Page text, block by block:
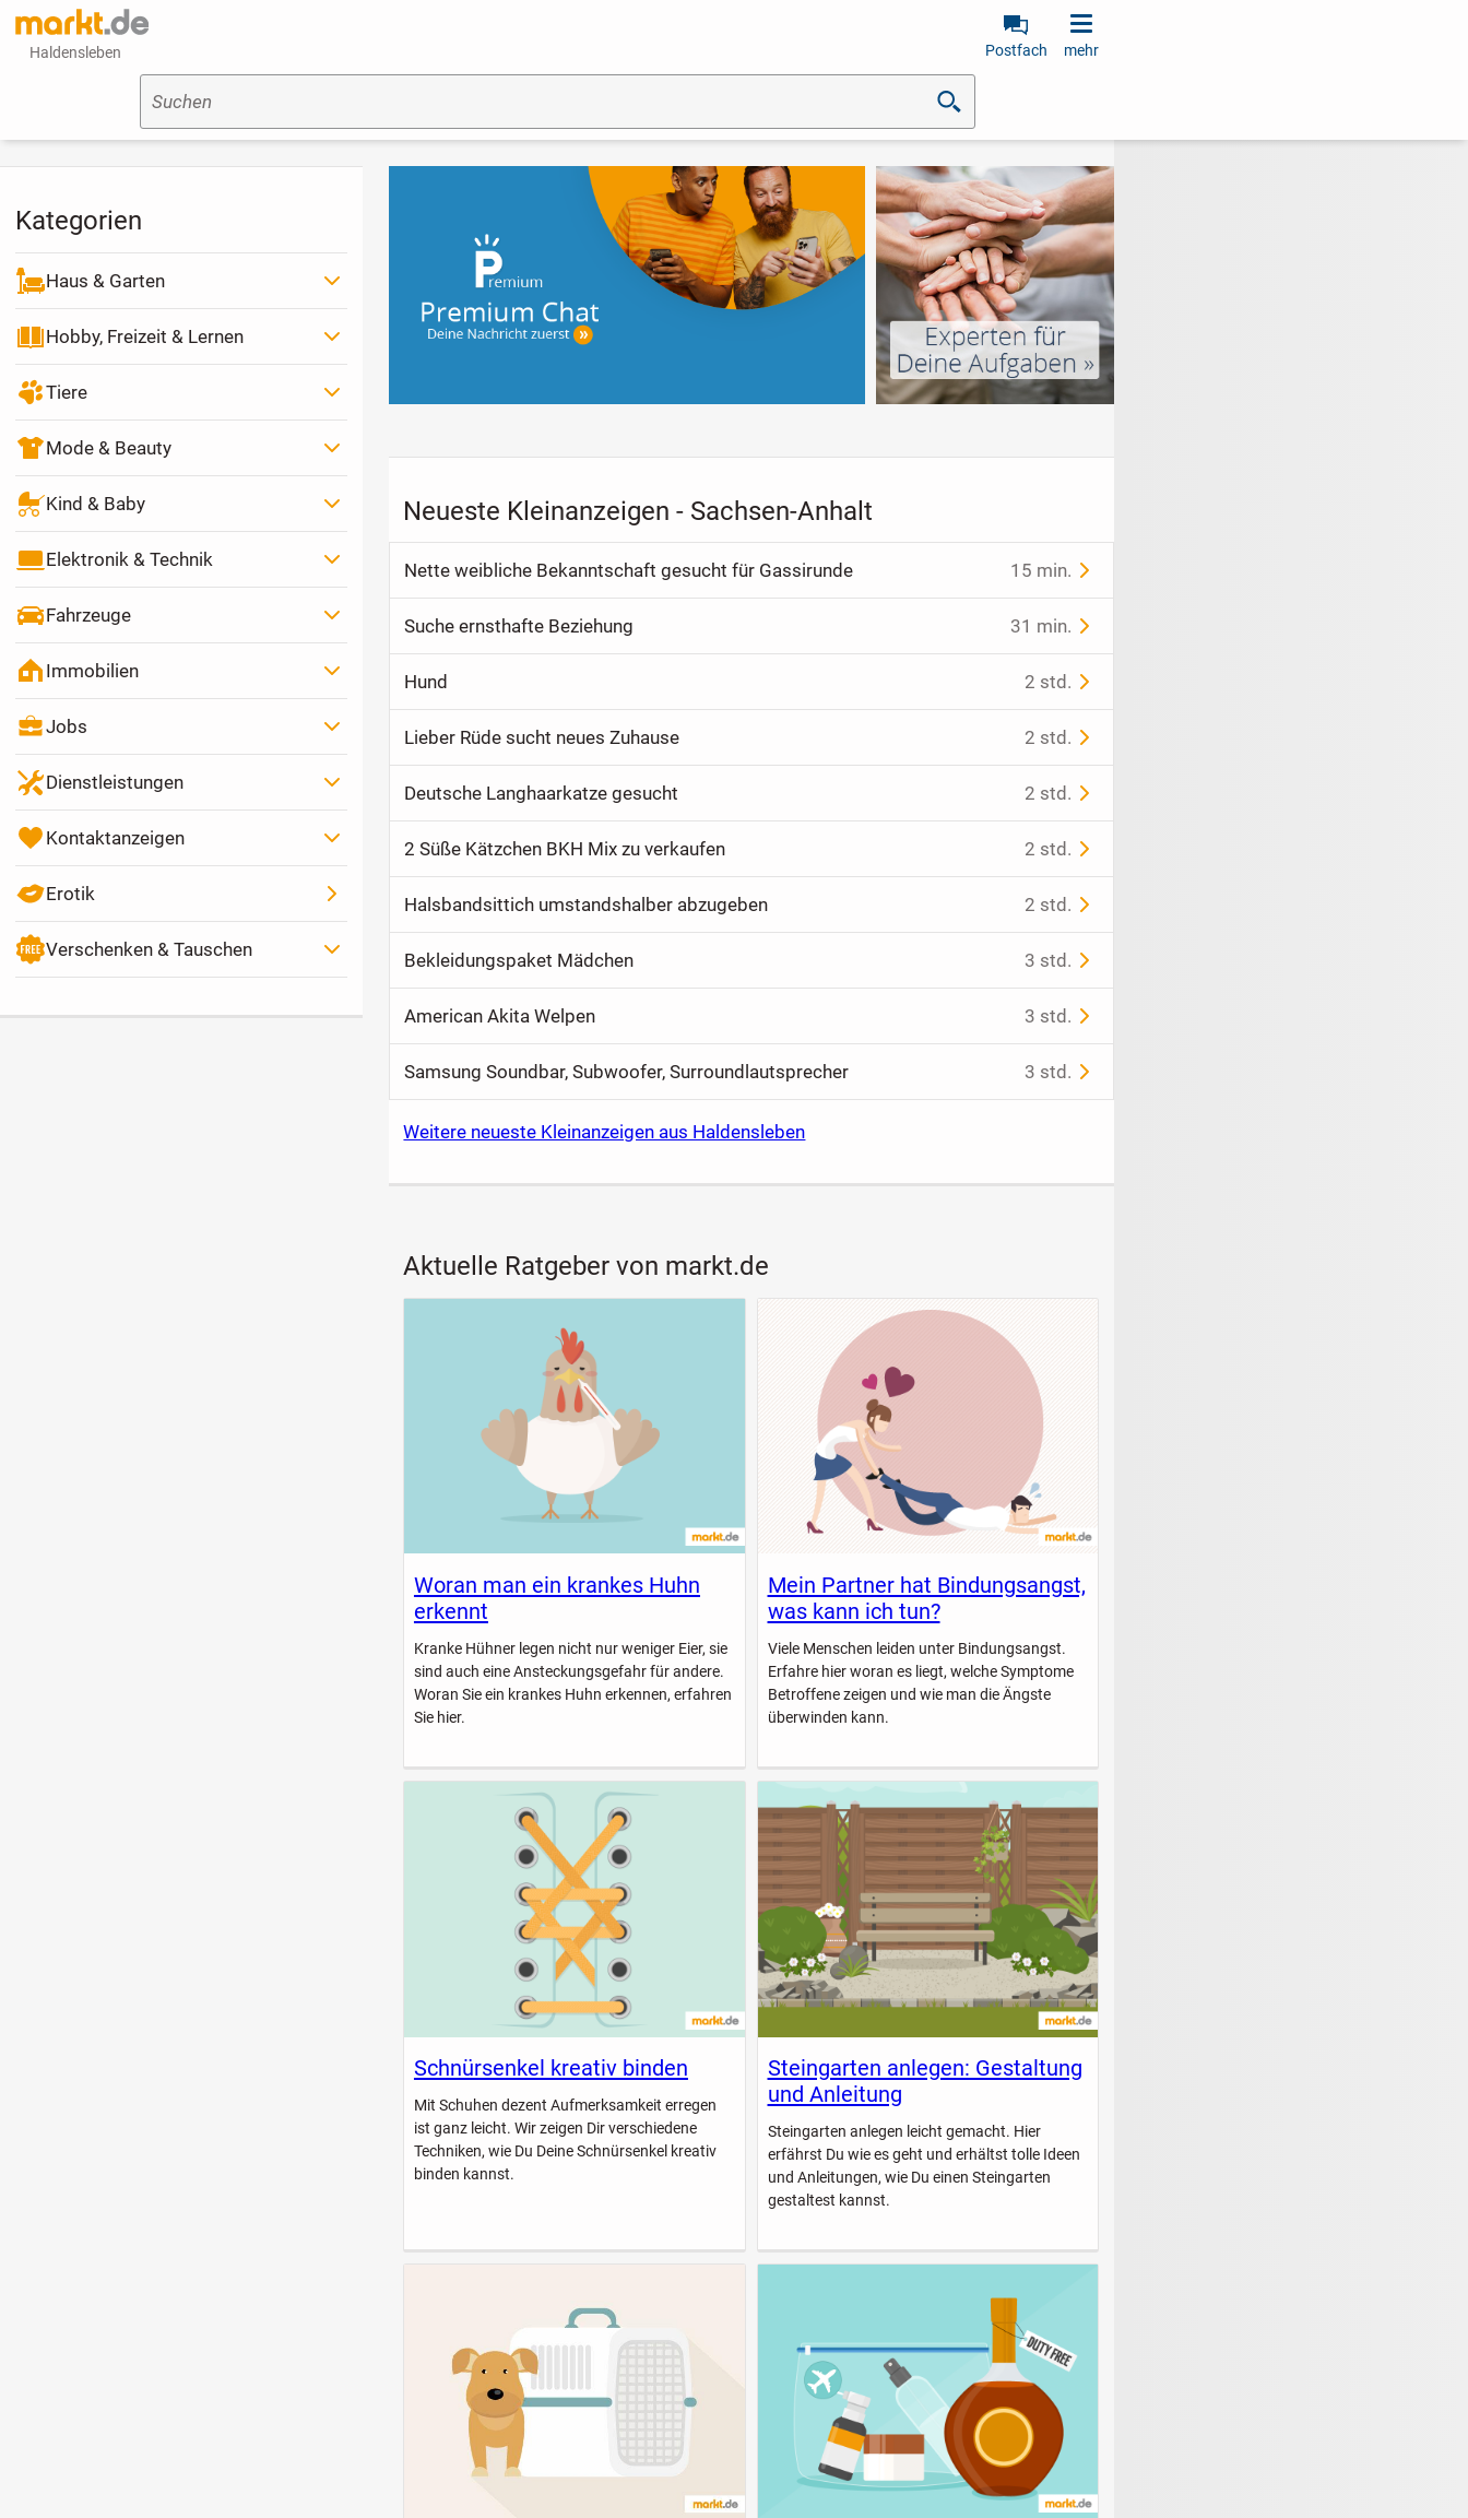
Haldensleben Postfach mehr
Suchen
Kategorien
Haus & Garten
Hobby, Freizeit & Lernen
Tiere
Mode & Beauty
Kind & Baby
Elektronik & Technik
Fahrzeuge
Immobilien
Jobs
Dienstleistungen
Kontaktanzeigen
Erotik
Verschenken & Tauschen
Neueste Kleinanzeigen - Sachsen-Anhalt
Nette weibliche Bekanntschaft gesucht für Gassirunde 15 min.
Suche ernsthafte Beziehung 31 min.
Hund 2 std.
Lieber Rüde sucht neues Zuhause 2 std.
Deutsche Langhaarkatze gesucht 2 std.
2 Süße Kätzchen BKH Mix zu verkaufen 2 std.
Halsbandsittich umstandshalber abzugeben 2 std.
Bekleidungspaket Mädchen 3 std.
American Akita Welpen 3 std.
Samsung Soundbar, Subwoofer, Surroundlautsprecher 3 std.
Weitere neueste Kleinanzeigen aus Haldensleben
Aktuelle Ratgeber von markt.de
Woran man ein krankes Huhn
erkennt
Kranke Hühner legen nicht nur weniger Eier, sie
sind auch eine Ansteckungsgefahr für andere.
Woran Sie ein krankes Huhn erkennen, erfahren
Sie hier.
Mein Partner hat Bindungsangst,
was kann ich tun?
Viele Menschen leiden unter Bindungsangst.
Erfahre hier woran es liegt, welche Symptome
Betroffene zeigen und wie man die Ängste
überwinden kann.
Schnürsenkel kreativ binden
Mit Schuhen dezent Aufmerksamkeit erregen
ist ganz leicht. Wir zeigen Dir verschiedene
Techniken, wie Du Deine Schnürsenkel kreativ
binden kannst.
Steingarten anlegen: Gestaltung
und Anleitung
Steingarten anlegen leicht gemacht. Hier
erfährst Du wie es geht und erhältst tolle Ideen
und Anleitungen, wie Du einen Steingarten
gestaltest kannst.